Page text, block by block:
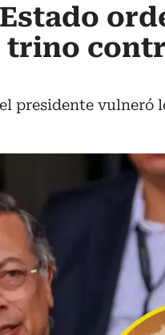
presidente vulneró